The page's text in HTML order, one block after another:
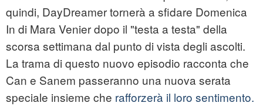
quindi, DayDreamer tornerà a sfidare Domenica
In di Mara Venier dopo il "testa a testa" della
scorsa settimana dal punto di vista degli ascolti.
La trama di questo nuovo episodio racconta che
Can e Sanem passeranno una nuova serata
speciale insieme che rafforzerà il loro sentimento.